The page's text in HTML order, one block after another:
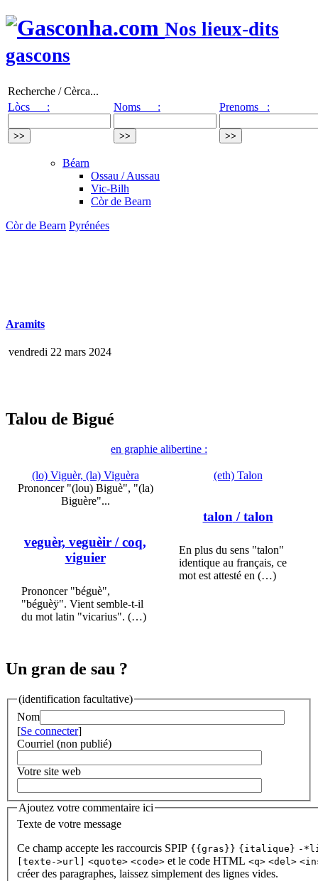
Nos lieux-dits
gascons
Recherche / Cèrca...
Lòcs :
Noms : Prenoms :
Béarn
Ossau / Aussau
Vic-Bilh
Còr de Bearn
Còr de Bearn Pyrénées
Aramits
vendredi 22 mars 2024
Talou de Bigué
en graphie alibertine :
(lo) Viguèr, (la) Viguèra
Prononcer "(lou) Biguè", "(la)
Biguère"...
veguèr, veguèir / coq,
viguier
Prononcer "béguè",
"béguèÿ". Vient semble-t-il
du mot latin "vicarius". (…)
(eth) Talon
talon / talon
En plus du sens "talon"
identique au français, ce
mot est attesté en (…)
Un gran de sau ?
(identification facultative)
Nom
[Se connecter]
Courriel (non publié)
Votre site web
Ajoutez votre commentaire ici
Texte de votre message
Ce champ accepte les raccourcis SPIP {{gras}} {italique} -
[texte->url]
<quote> <code> et le code HTML <q> <del>
créer des paragraphes, laissez simplement des lignes vides.